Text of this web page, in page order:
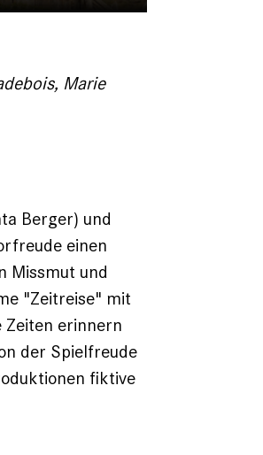
Marie
Berger) und
einen
Missmut und
"Zeitreise" mit
erinnern
der Spielfreude
fiktive